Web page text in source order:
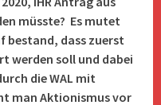
müsste? Es mutet
bestand, dass zuerst
werden soll und dabei
die WAL mit
man Aktionismus vor